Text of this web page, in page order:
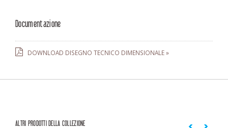
Documentazione
DOWNLOAD DISEGNO TECNICO DIMENSIONALE »
ALTRI PRODOTTI DELLA COLLEZIONE